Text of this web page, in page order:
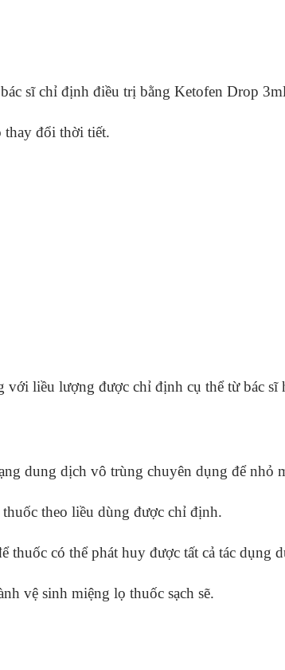
sĩ chỉ định điều trị bằng Ketofen Drop
thay đổi thời tiết.
liều lượng được chỉ định cụ thể từ bác sĩ
dung dịch vô trùng chuyên dụng để nhỏ
theo liều dùng được chỉ định.
thuốc có thể phát huy được tất cả tác dụng
vệ sinh miệng lọ thuốc sạch sẽ.